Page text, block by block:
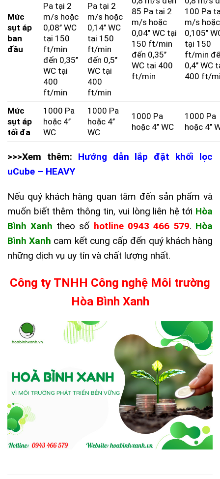
Mức
sụt áp
ban
đầu
Pa tại 2
m/s hoặc
0,08’’ WC
tại 150
ft/min
đến 0,35’’
WC tại
400
ft/min
Pa tại 2
m/s hoặc
0,14’’ WC
tại 150
ft/min
đến 0,5’’
WC tại
400
ft/min
85 Pa tại 2
m/s hoặc
0,04’’ WC tại
150 ft/min
đến 0,35’’
WC tại 400
ft/min
100 Pa
m/s hoặc
0,105’’
tại 150
ft/min
0,4’’ WC
400 ft/
Mức
sụt áp
tối đa
1000 Pa
hoặc 4’’
WC
1000 Pa
hoặc 4’’
WC
1000 Pa
hoặc 4’’ WC
1000 Pa
hoặc 4’’
>>>Xem thêm: Hướng dẫn lắp đặt khối lọc
uCube – HEAVY
Nếu quý khách hàng quan tâm đến sản phẩm và
muốn biết thêm thông tin, vui lòng liên hệ tới Hòa
Bình Xanh theo số hotline 0943 466 579. Hòa
Bình Xanh cam kết cung cấp đến quý khách hàng
những dịch vụ uy tín và chất lượng nhất.
Công ty TNHH Công nghệ Môi trường
Hòa Bình Xanh